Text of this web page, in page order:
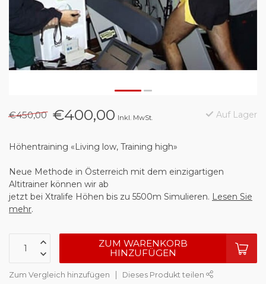
€450,00 €400,00 Inkl. MwSt. Auf Lager
Höhentraining «Living low, Training high»
Neue Methode in Österreich mit dem einzigartigen
Altitrainer können wir ab
jetzt bei Xtralife Höhen bis zu 5500m Simulieren. Lesen Sie
mehr.
ZUM WARENKORB
HINZUFÜGEN
Zum Vergleich hinzufügen Dieses Produkt teilen